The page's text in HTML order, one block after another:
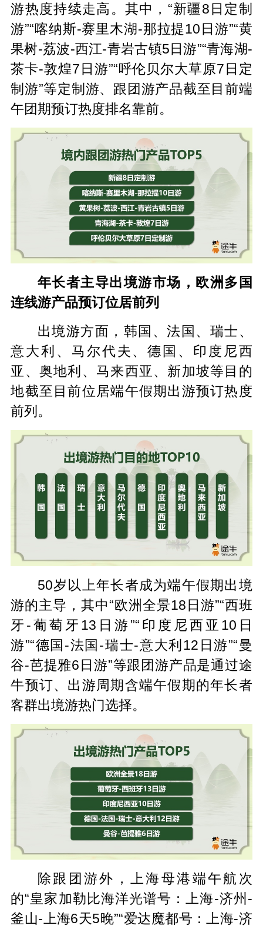
游热度持续走高。其中，“新疆8日定制
游”“喀纳斯-赛里木湖-那拉提10日游”“黄
果树-荔波-西江-青岩古镇5日游”“青海湖-
茶卡-敦煌7日游”“呼伦贝尔大草原7日定
制游”等定制游、跟团游产品截至目前端
午团期预订热度排名靠前。
年长者主导出境游市场，欧洲多国
连线游产品预订位居前列
出境游方面，韩国、法国、瑞士、
意大利、马尔代夫、德国、印度尼西
亚、奥地利、马来西亚、新加坡等目的
地截至目前位居端午假期出游预订热度
前列。
50岁以上年长者成为端午假期出境
游的主导，其中“欧洲全景18日游”“西班
牙-葡萄牙13日游”“印度尼西亚10日
游”“德国-法国-瑞士-意大利12日游”“曼
谷-芭提雅6日游”等跟团游产品是通过途
牛预订、出游周期含端午假期的年长者
客群出境游热门选择。
除跟团游外，上海母港端午航次
的“皇家加勒比海洋光谱号：上海-济州-
釜山-上海6天5晚”“爱达魔都号：上海-济